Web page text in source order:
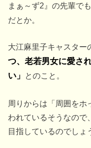
まぁ～ず2』の先輩で
だとか。
大江麻里子キャスター
つ、老若男女に愛さ
い」
とのこと。
周りからは「周囲をホ
われているそうなので
目指しているのでしょ